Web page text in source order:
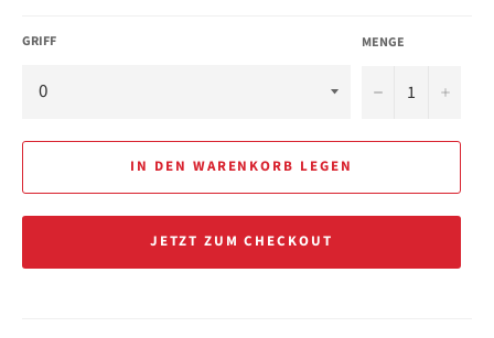
GRIFF MENGE
− +
IN DEN WARENKORB LEGEN
JETZT ZUM CHECKOUT